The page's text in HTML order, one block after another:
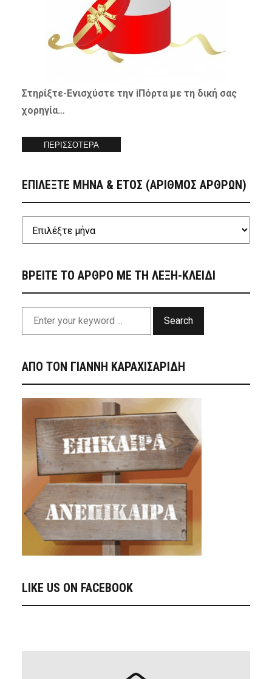
Στηρίξτε-Ενισχύστετην iΠόρτα με τη δική σας
χορηγία…
ΠΕΡΙΣΣΟΤΕΡΑ
ΕΠΙΛΕΞΤΕ ΜΗΝΑ & ΕΤΟΣ (ΑΡΙΘΜΟΣ ΑΡΘΡΩΝ)
ΒΡΕΙΤΕ ΤΟ ΑΡΘΡΟ ΜΕ ΤΗ ΛΕΞΗ-ΚΛΕΙΔΙ
Search
ΑΠΟ ΤΟΝ ΓΙΑΝΝΗ ΚΑΡΑΧΙΣΑΡΙΔΗ
LIKE US ON FACEBOOK